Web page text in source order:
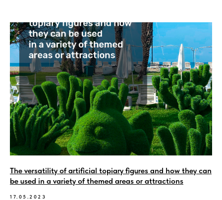
The versatility of artificial topiary figures and how they can
be used in a variety of themed areas or attractions
17.05.2023